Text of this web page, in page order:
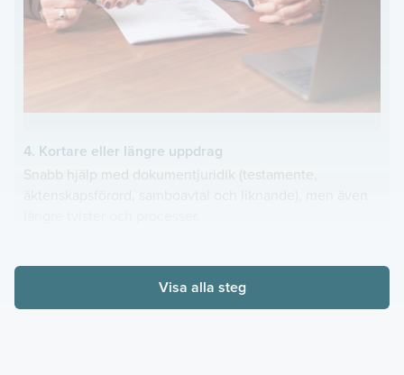
4. Kortare eller längre uppdrag
Snabb hjälp med dokumentjuridik (testamente,
Visa alla steg